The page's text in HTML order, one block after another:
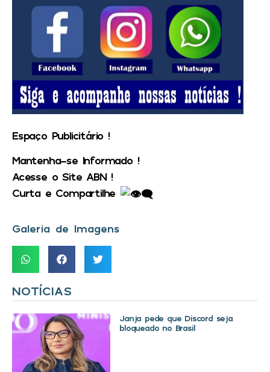
Espaço Publicitário !
Mantenha-se Informado !
Acesse o Site ABN !
Curta e Compartilhe
Galeria de Imagens
NOTÍCIAS
Janja pede que Discord seja
bloqueado no Brasil